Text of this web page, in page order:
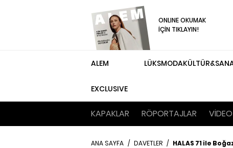
ONLINE OKUMAK
İÇİN TIKLAYIN!
ALEM
EXCLUSIVE
LÜKSMODA
KAPAKLAR RÖPORTAJLAR VİDEO
ANA SAYFA / DAVETLER / HALAS 71 ile